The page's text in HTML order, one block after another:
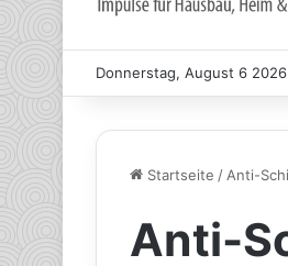
Donnerstag, August 6 2026
Startseite /Anti-
Anti-